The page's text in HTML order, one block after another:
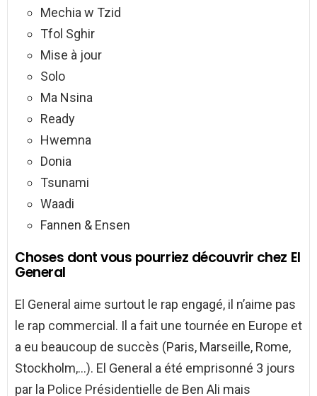
Mechia w Tzid
Tfol Sghir
Mise à jour
Solo
Ma Nsina
Ready
Hwemna
Donia
Tsunami
Waadi
Fannen & Ensen
Choses dont vous pourriez découvrir chez El
General
El General aime surtout le rap engagé, il n’aime pas
le rap commercial. Il a fait une tournée en Europe et
a eu beaucoup de succès (Paris, Marseille, Rome,
Stockholm,…). El General a été emprisonné 3 jours
par la Police Présidentielle de Ben Ali mais